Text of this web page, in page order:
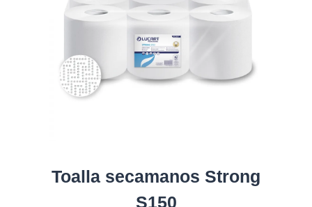
Toalla secamanos Strong
S150